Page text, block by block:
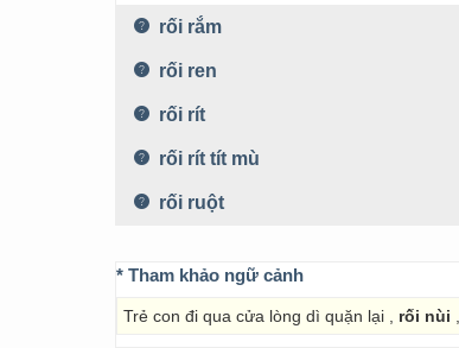
rối rắm
rối ren
rối rít
rối rít tít mù
rối ruột
* Tham khảo ngữ cảnh
Trẻ con đi qua cửa lòng dì quặn lại , rối nùi